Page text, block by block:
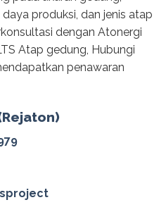
produksi, dan jenis atap
dengan Atonergi
Atap gedung, Hubungi
penawaran